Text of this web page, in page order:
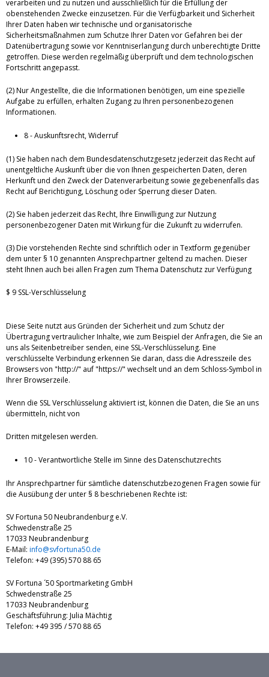
verarbeiten und zu nutzen und ausschließlich für die Erfüllung der
obenstehenden Zwecke einzusetzen. Für die Verfügbarkeit und Sicherheit
Ihrer Daten haben wir technische und organisatorische
Sicherheitsmaßnahmen zum Schutze Ihrer Daten vor Gefahren bei der
Datenübertragung sowie vor Kenntniserlangung durch unberechtigte Dritte
getroffen. Diese werden regelmäßig überprüft und dem technologischen
Fortschritt angepasst.
(2) Nur Angestellte, die die Informationen benötigen, um eine spezielle
Aufgabe zu erfüllen, erhalten Zugang zu Ihren personenbezogenen
Informationen.
8 - Auskunftsrecht, Widerruf
(1) Sie haben nach dem Bundesdatenschutzgesetz jederzeit das Recht auf
unentgeltliche Auskunft über die von Ihnen gespeicherten Daten, deren
Herkunft und den Zweck der Datenverarbeitung sowie gegebenenfalls das
Recht auf Berichtigung, Löschung oder Sperrung dieser Daten.
(2) Sie haben jederzeit das Recht, Ihre Einwilligung zur Nutzung
personenbezogener Daten mit Wirkung für die Zukunft zu widerrufen.
(3) Die vorstehenden Rechte sind schriftlich oder in Textform gegenüber
dem unter § 10 genannten Ansprechpartner geltend zu machen. Dieser
steht Ihnen auch bei allen Fragen zum Thema Datenschutz zur Verfügung
$ 9 SSL-Verschlüsselung
Diese Seite nutzt aus Gründen der Sicherheit und zum Schutz der
Übertragung vertraulicher Inhalte, wie zum Beispiel der Anfragen, die Sie an
uns als Seitenbetreiber senden, eine SSL-Verschlüsselung. Eine
verschlüsselte Verbindung erkennen Sie daran, dass die Adresszeile des
Browsers von "http://" auf "https://" wechselt und an dem Schloss-Symbol in
Ihrer Browserzeile.
Wenn die SSL Verschlüsselung aktiviert ist, können die Daten, die Sie an uns
übermitteln, nicht von
Dritten mitgelesen werden.
10 - Verantwortliche Stelle im Sinne des Datenschutzrechts
Ihr Ansprechpartner für sämtliche datenschutzbezogenen Fragen sowie für
die Ausübung der unter § 8 beschriebenen Rechte ist:
SV Fortuna 50 Neubrandenburg e.V.
Schwedenstraße 25
17033 Neubrandenburg
E-Mail: info@svfortuna50.de
Telefon: +49 (395) 570 88 65
SV Fortuna ´50 Sportmarketing GmbH
Schwedenstraße 25
17033 Neubrandenburg
Geschäftsführung: Julia Mächtig
Telefon: +49 395 / 570 88 65